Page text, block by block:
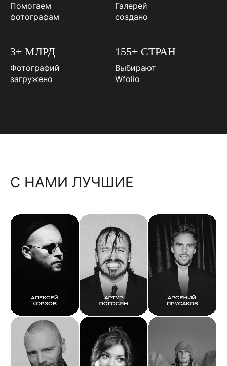
Помогаем
фотографам
Галерей
создано
3+ МЛРД
Фотографий
загружено
155+ СТРАН
Выбирают
Wfolio
С НАМИ ЛУЧШИЕ